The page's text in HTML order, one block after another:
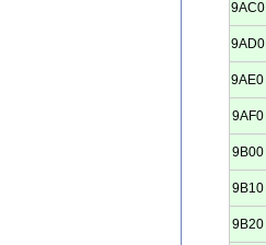
9AC0
9AD0
9AE0
9AF0
9B00
9B10
9B20